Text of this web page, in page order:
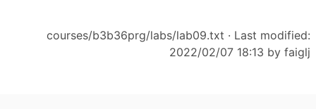
courses/b3b36prg/labs/lab09.txt · Last modified:
2022/02/07 18:13 by faiglj